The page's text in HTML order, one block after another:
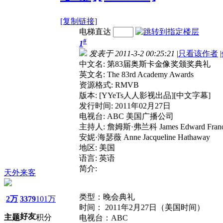
[复制链接]
天外来客
2万
主题
3379
好友
101万
积分
电梯直达
1#
发表于 2011-3-2 00:25:21 |只看该作者 |
中文名: 第83届奥斯卡金像奖颁奖典礼
英文名: The 83rd Academy Awards
资源格式: RMVB
版本: [YYeTs人人影视出品][中文字幕]
发行时间: 2011年02月27日
电视台: ABC 美国广播公司
主持人: 詹姆斯·弗兰科 James Edward
安妮·海瑟薇 Anne Jacqueline Hathaway
地区: 美国
语言: 英语
简介:
类型：晚会典礼
时间： 2011年2月27日（美国时间）
电视台：ABC